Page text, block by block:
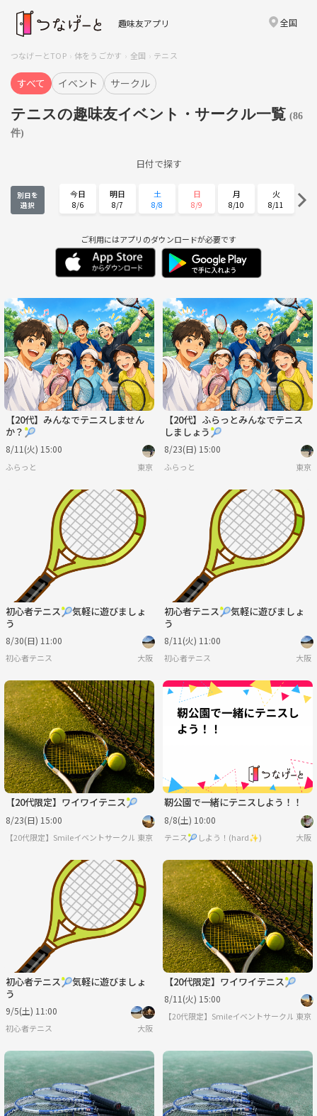
趣味友アプリ 全国
つなげーとTOP 体をうごかす 全国 テニス
すべて イベント サークル
テニスの趣味友イベント・サークル一覧 (86
件)
日付で探す
別日を
選択
今日
8/6
明日
8/7
土
8/8
日
8/9
月
8/10
火
8/11
8/12 8/13 8/14 8/15 8/16
火
8/18
水
8/19
金
8/21
土
8/22
8/25 8/26 8/29
日
8/30
月
8/31
火
9/1
水
9/2
木
9/3
金
9/4
ご利用にはアプリのダウンロードが必要です
【20代】みんなでテニスしません
か？🎾
8/11(火) 15:00
ふらっと 東京
【20代】ふらっとみんなでテニス
しましょう🎾
8/23(日) 15:00
ふらっと 東京
初心者テニス🎾気軽に遊びましょ
う
8/30(日) 11:00
初心者テニス 大阪
初心者テニス🎾気軽に遊びましょ
う
8/11(火) 11:00
初心者テニス 大阪
【20代限定】ワイワイテニス🎾
8/23(日) 15:00
【20代限定】Smileイベントサークル 東京
靭公園で一緒にテニスしよう！！
8/8(土) 10:00
テニス🎾しよう！(hard✨️) 大阪
初心者テニス🎾気軽に遊びましょ
う
9/5(土) 11:00
初心者テニス 大阪
【20代限定】ワイワイテニス🎾
8/11(火) 15:00
【20代限定】Smileイベントサークル 東京